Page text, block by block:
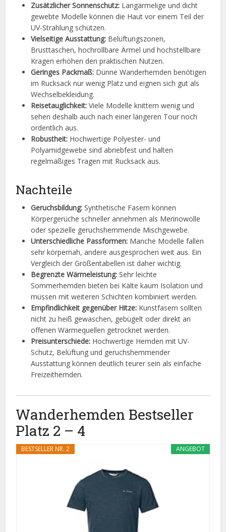
Zusätzlicher Sonnenschutz: Langärmelige und dicht
gewebte Modelle können die Haut vor einem Teil der
UV-Strahlung schützen.
Vielseitige Ausstattung: Belüftungszonen,
Brusttaschen, hochrollbare Ärmel und hochstellbare
Kragen erhöhen den praktischen Nutzen.
Geringes Packmaß: Dünne Wanderhemden benötigen
im Rucksack nur wenig Platz und eignen sich gut als
Wechselbekleidung.
Reisetauglichkeit: Viele Modelle knittern wenig und
sehen deshalb auch nach einer längeren Tour noch
ordentlich aus.
Robustheit: Hochwertige Polyester- und
Polyamidgewebe sind abriebfest und halten
regelmäßiges Tragen mit Rucksack aus.
Nachteile
Geruchsbildung: Synthetische Fasern können
Körpergerüche schneller annehmen als Merinowolle
oder spezielle geruchshemmende Mischgewebe.
Unterschiedliche Passformen: Manche Modelle fallen
sehr körpernah, andere ausgesprochen weit aus. Ein
Vergleich der Größentabellen ist daher wichtig.
Begrenzte Wärmeleistung: Sehr leichte
Sommerhemden bieten bei Kälte kaum Isolation und
müssen mit weiteren Schichten kombiniert werden.
Empfindlichkeit gegenüber Hitze: Kunstfasern sollten
nicht zu heiß gewaschen, gebügelt oder direkt an
offenen Wärmequellen getrocknet werden.
Preisunterschiede: Hochwertige Hemden mit UV-
Schutz, Belüftung und geruchshemmender
Ausstattung können deutlich teurer sein als einfache
Freizeithemden.
Wanderhemden Bestseller
Platz 2 – 4
ANGEBOT
BESTSELLER NR. 2